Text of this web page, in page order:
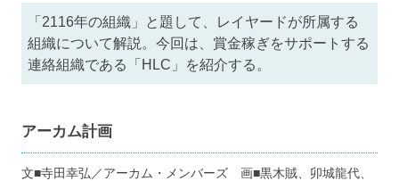
「2116年の組織」と題して、レイヤードが所属する
組織について解説。今回は、賞金稼ぎをサポートする
連絡組織である「HLC」を紹介する。
アーカム計画
文■寺田幸弘／アーカム・メンバーズ 画■黒木賊、卯城龍代、